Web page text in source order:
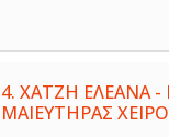
4. ΧΑΤΖΗ ΕΛΕΑΝΑ -
ΜΑΙΕΥΤΗΡΑΣ